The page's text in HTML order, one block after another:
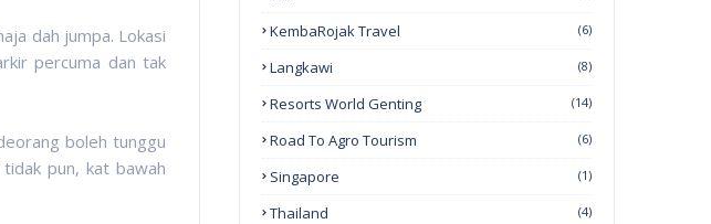
dah jumpa. Lokasi
percuma dan tak
boleh tunggu
pun, kat bawah
KembaRojak Travel (6)
Langkawi (8)
Resorts World Genting (14)
Road To Agro Tourism (6)
Singapore (1)
Thailand (4)